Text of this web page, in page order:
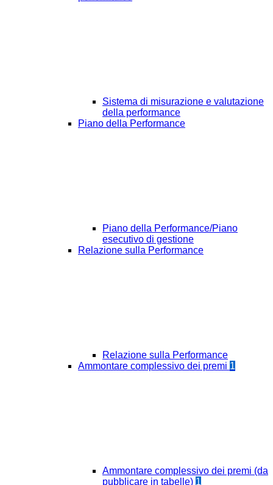
Sistema di misurazione e valutazione
della performance
Piano della Performance
Piano della Performance/Piano
esecutivo di gestione
Relazione sulla Performance
Relazione sulla Performance
Ammontare complessivo dei premi 1
Ammontare complessivo dei premi (da
pubblicare in tabelle) 1